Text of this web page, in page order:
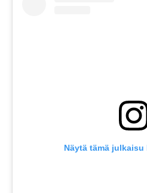
Näytä tämä